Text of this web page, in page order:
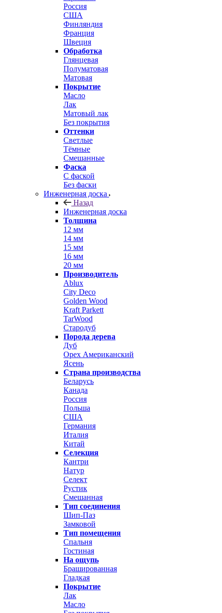
Россия
США
Финляндия
Франция
Швеция
Обработка
Глянцевая
Полуматовая
Матовая
Покрытие
Масло
Лак
Матовый лак
Без покрытия
Оттенки
Светлые
Тёмные
Смешанные
Фаска
С фаской
Без фаски
Инженерная доска
Назад
Инженерная доска
Толщина
12 мм
14 мм
15 мм
16 мм
20 мм
Производитель
Ablux
City Deco
Golden Wood
Kraft Parkett
TarWood
Стародуб
Порода дерева
Дуб
Орех Американский
Ясень
Страна производства
Беларусь
Канада
Россия
Польша
США
Германия
Италия
Китай
Селекция
Кантри
Натур
Селект
Рустик
Смешанная
Тип соединения
Шип-Паз
Замковой
Тип помещения
Спальня
Гостиная
На ощупь
Брашированная
Гладкая
Покрытие
Лак
Масло